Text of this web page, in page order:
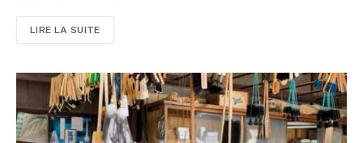
LIRE LA SUITE